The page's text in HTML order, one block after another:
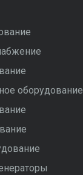
оборудование